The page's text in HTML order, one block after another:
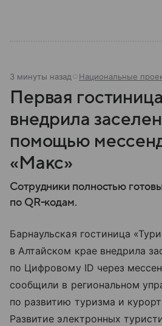
3 минуты назад Национальные
Первая
внедрила
помощью
«Макс»
Сотрудники полностью
по QR-кодам.
Барнаульская гостиница
в Алтайском крае внедрила
по Цифровому ID через
сообщили в региональном
по развитию туризма и
Развитие электронных